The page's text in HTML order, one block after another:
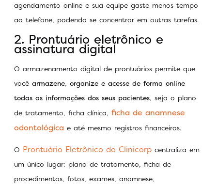
agendamento online e sua equipe gaste menos tempo
ao telefone, podendo se concentrar em outras tarefas.
2. Prontuário eletrônico e
assinatura digital
O armazenamento digital de prontuários permite que
você armazene, organize e acesse de forma online
todas as informações dos seus pacientes, seja o plano
de tratamento, ficha clínica, ficha de anamnese
odontológica e até mesmo registros financeiros.
O Prontuário Eletrônico do Clinicorp centraliza em
um único lugar: plano de tratamento, ficha de
procedimentos, fotos, exames, anamnese,